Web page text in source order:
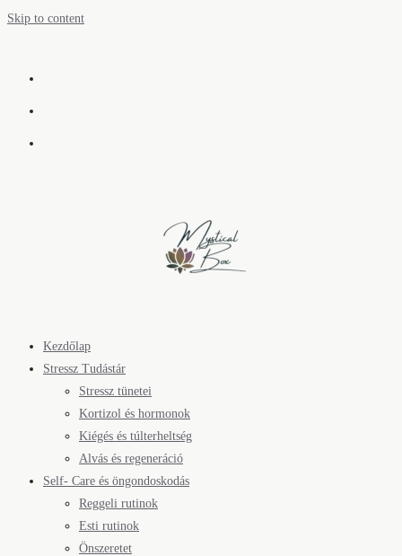
Skip to content
Kezdőlap
Stressz Tudástár
Stressz tünetei
Kortizol és hormonok
Kiégés és túlterheltség
Alvás és regeneráció
Self- Care és öngondoskodás
Reggeli rutinok
Esti rutinok
Önszeretet